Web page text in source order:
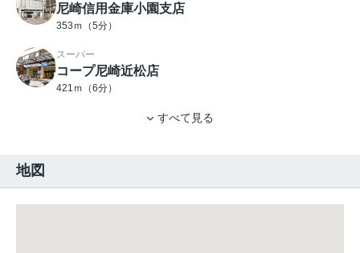
尼崎信用金庫小園支店
353ｍ（5分）
スーパー
コープ尼崎近松店
421ｍ（6分）
すべて見る
地図